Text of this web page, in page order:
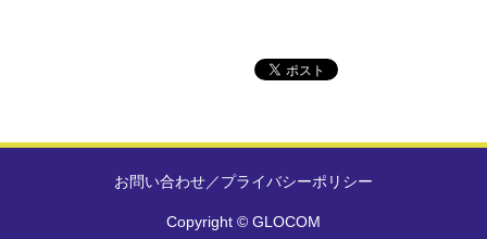
お問い合わせ／プライバシーポリシー
Copyright © GLOCOM